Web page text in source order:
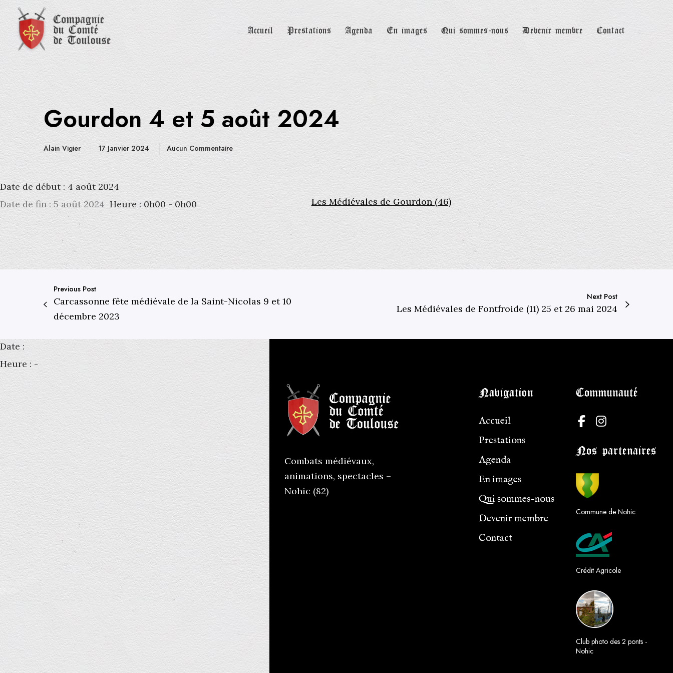
Accueil Prestations Agenda En images Qui sommes-nous Devenir membre Contact
Gourdon 4 et 5 août 2024
Alain Vigier 17 Janvier 2024 Aucun Commentaire
Date de début : 4 août 2024
Date de fin :5 août 2024 Heure : 0h00 - 0h00 Les Médiévales de Gourdon (46)
Previous Post
Carcassonne fête médiévale de la Saint-Nicolas 9 et 10
décembre 2023
Next Post
Les Médiévales de Fontfroide (11) 25 et 26 mai 2024
Date :
Heure : -
Combats médiévaux,
animations, spectacles –
Nohic (82)
Navigation
Accueil
Prestations
Agenda
En images
Qui sommes-nous
Devenir membre
Contact
Communauté
F
a
c
e
o
o
I
s
t
m
Nos partenaires
Commune de Nohic
Crédit Agricole
Club photo des 2 ponts -
Nohic